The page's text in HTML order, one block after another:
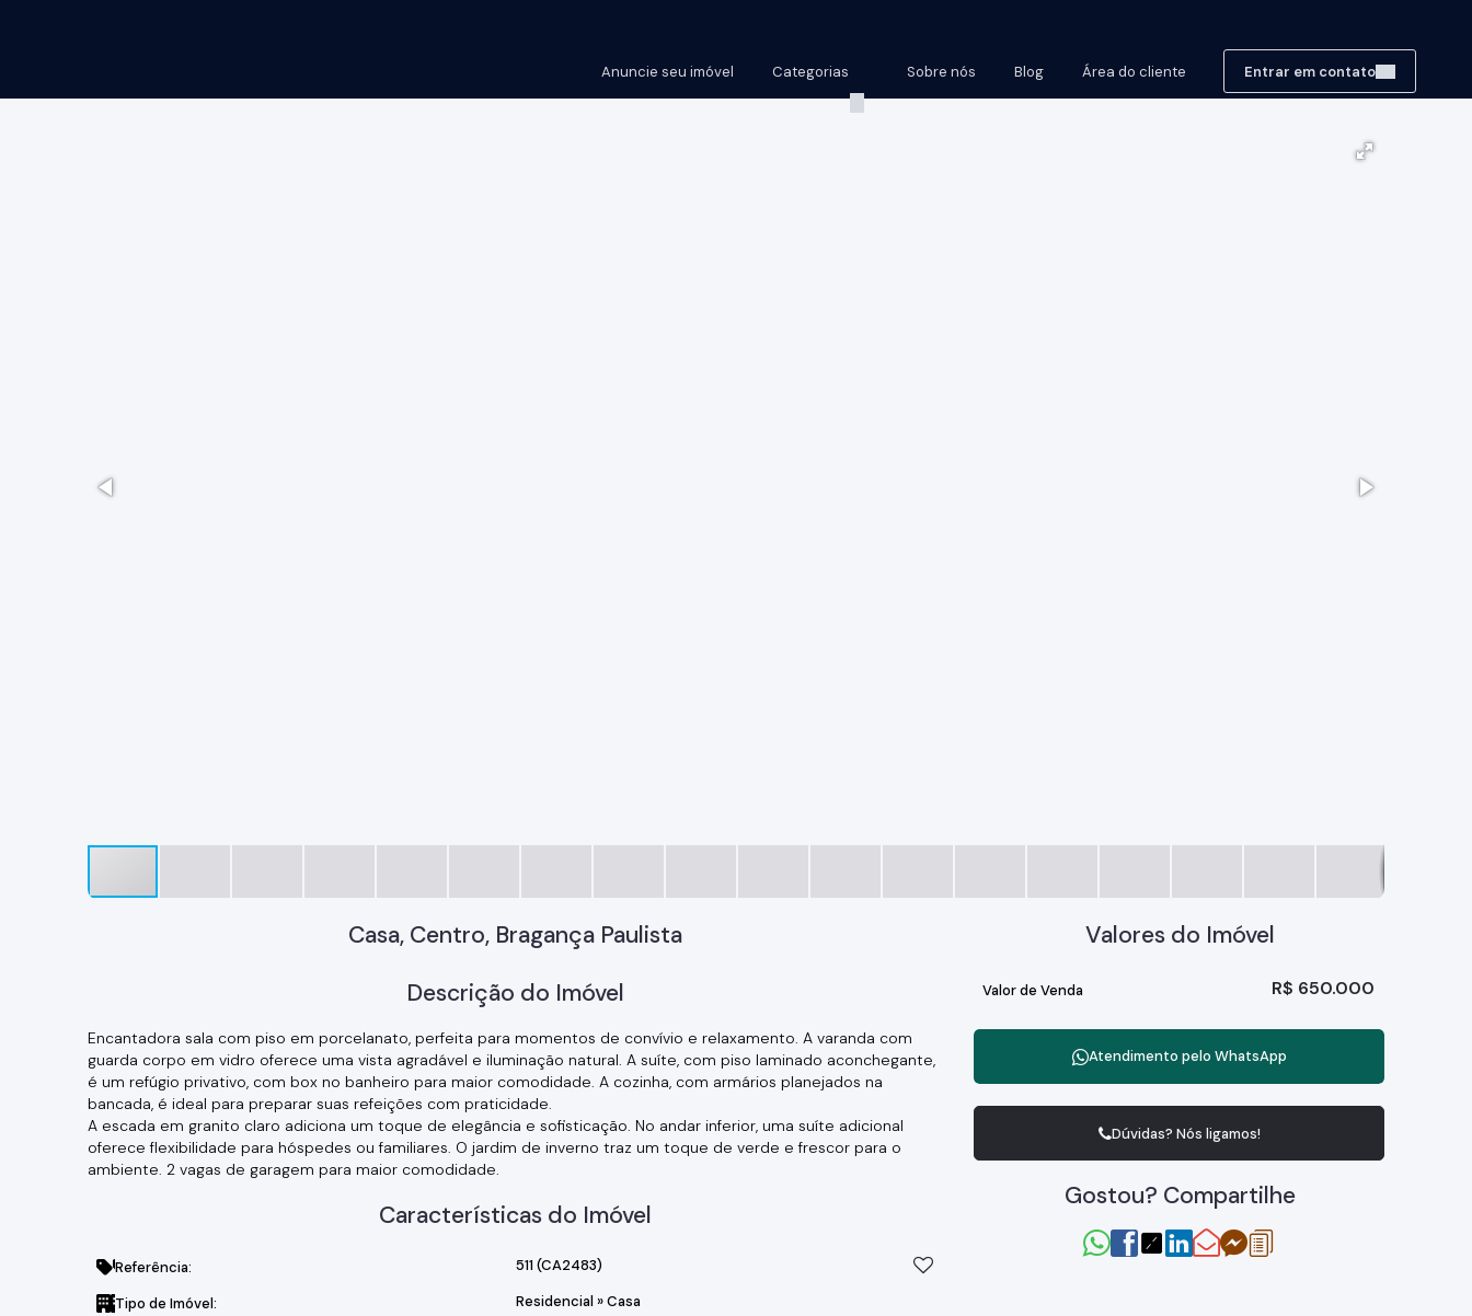
Entrar em contato
Área do cliente
Blog
Sobre nós
Categorias
Anuncie seu imóvel
Casa, Centro, Bragança Paulista
Descrição do Imóvel
Encantadora sala com piso em porcelanato, perfeita para momentos de convívio e relaxamento. A varanda com
guarda corpo em vidro oferece uma vista agradável e iluminação natural. A suíte, com piso laminado aconchegante,
é um refúgio privativo, com box no banheiro para maior comodidade. A cozinha, com armários planejados na
bancada, é ideal para preparar suas refeições com praticidade.
A escada em granito claro adiciona um toque de elegância e sofisticação. No andar inferior, uma suíte adicional
oferece flexibilidade para hóspedes ou familiares. O jardim de inverno traz um toque de verde e frescor para o
ambiente. 2 vagas de garagem para maior comodidade.
Características do Imóvel
Referência: 511 (CA2483)
Tipo de Imóvel: Residencial »Casa
Valores do Imóvel
R$ 650.000
Valor de Venda
Atendimento pelo WhatsApp
Dúvidas? Nós ligamos!
Gostou? Compartilhe